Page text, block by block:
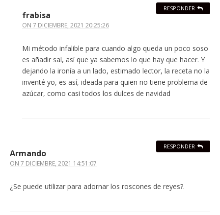
frabisa
ON 7 DICIEMBRE, 2021 20:25:26
Mi método infalible para cuando algo queda un poco soso
es añadir sal, así que ya sabemos lo que hay que hacer. Y
dejando la ironía a un lado, estimado lector, la receta no la
inventé yo, es así, ideada para quien no tiene problema de
azúcar, como casi todos los dulces de navidad
RESPONDER
Armando
ON 7 DICIEMBRE, 2021 14:51:07
¿Se puede utilizar para adornar los roscones de reyes?.
RESPONDER